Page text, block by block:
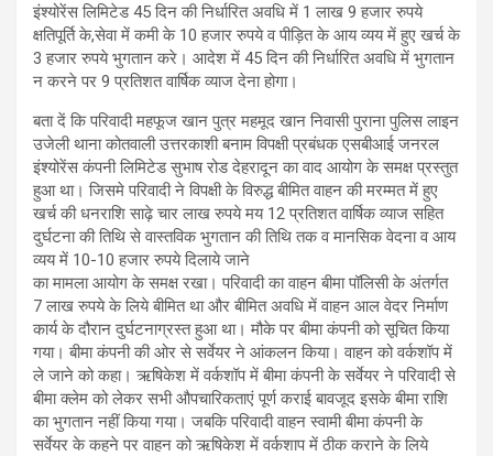
इंश्योरेंस लिमिटेड 45 दिन की निर्धारित अवधि में 1 लाख 9 हजार रुपये
क्षतिपूर्ति के,सेवा में कमी के 10 हजार रुपये व पीड़ित के आय व्यय में हुए खर्च के
3 हजार रुपये भुगतान करे। आदेश में 45 दिन की निर्धारित अवधि में भुगतान
न करने पर 9 प्रतिशत वार्षिक व्याज देना होगा।
बता दें कि परिवादी महफूज खान पुत्र महमूद खान निवासी पुराना पुलिस लाइन
उजेली थाना कोतवाली उत्तरकाशी बनाम विपक्षी प्रबंधक एसबीआई जनरल
इंश्योरेंस कंपनी लिमिटेड सुभाष रोड देहरादून का वाद आयोग के समक्ष प्रस्तुत
हुआ था। जिसमे परिवादी ने विपक्षी के विरुद्ध बीमित वाहन की मरम्मत में हुए
खर्च की धनराशि साढ़े चार लाख रुपये मय 12 प्रतिशत वार्षिक व्याज सहित
दुर्घटना की तिथि से वास्तविक भुगतान की तिथि तक व मानसिक वेदना व आय
व्यय में 10-10 हजार रुपये दिलाये जाने
का मामला आयोग के समक्ष रखा। परिवादी का वाहन बीमा पॉलिसी के अंतर्गत
7 लाख रुपये के लिये बीमित था और बीमित अवधि में वाहन आल वेदर निर्माण
कार्य के दौरान दुर्घटनाग्रस्त हुआ था। मौके पर बीमा कंपनी को सूचित किया
गया। बीमा कंपनी की ओर से सर्वेयर ने आंकलन किया। वाहन को वर्कशॉप में
ले जाने को कहा। ऋषिकेश में वर्कशॉप में बीमा कंपनी के सर्वेयर ने परिवादी से
बीमा क्लेम को लेकर सभी औपचारिकताएं पूर्ण कराई बावजूद इसके बीमा राशि
का भुगतान नहीं किया गया। जबकि परिवादी वाहन स्वामी बीमा कंपनी के
सर्वेयर के कहने पर वाहन को ऋषिकेश में वर्कशाप में ठीक कराने के लिये